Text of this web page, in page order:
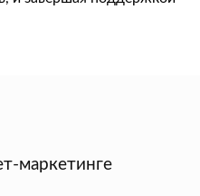
маркетинге